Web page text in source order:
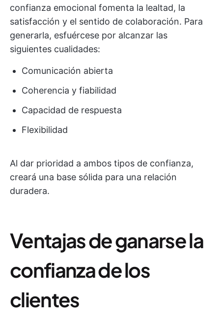
confianza emocional fomenta la lealtad, la
satisfacción y el sentido de colaboración. Para
generarla, esfuércese por alcanzar las
siguientes cualidades:
Comunicación abierta
Coherencia y fiabilidad
Capacidad de respuesta
Flexibilidad
Al dar prioridad a ambos tipos de confianza,
creará una base sólida para una relación
duradera.
Ventajas de ganarse la
confianza de los
clientes